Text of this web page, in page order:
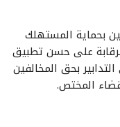
بحماية المستهلك
على حسن تطبيق
بحق المخالفين
المختص.